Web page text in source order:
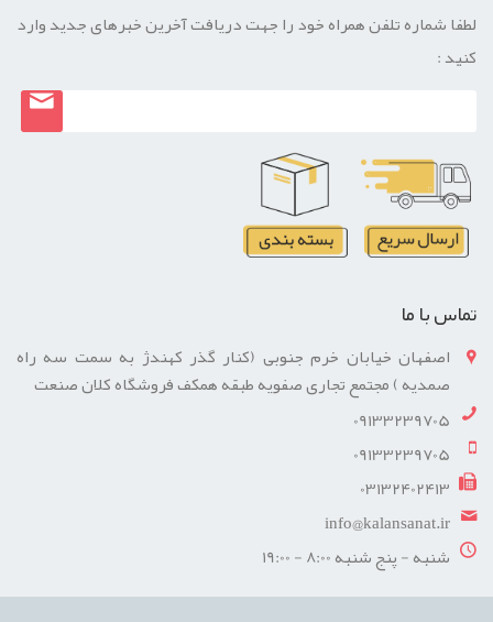
لطفا شماره تلفن همراه خود را جهت دریافت آخرین خبرهای جدید وارد
کنید :
تماس با ما
اصفهان خیابان خرم جنوبی (کنار گذر کهندژ به سمت سه راه
صمدیه ) مجتمع تجاری صفویه طبقه همکف فروشگاه کلان صنعت
09133239705
09133239705
03132402413
info@kalansanat.ir
شنبه - پنج شنبه 8:00 - 19:00